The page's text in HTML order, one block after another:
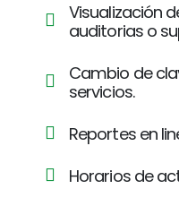
Visualización
auditorias o
Cambio de
servicios.
Reportes en
Horarios de